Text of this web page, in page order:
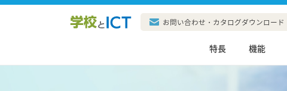
お問い合わせ・カタログダウンロード
特長 機能